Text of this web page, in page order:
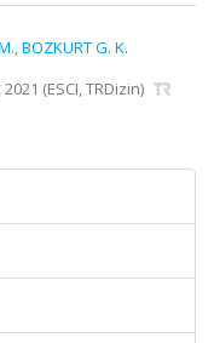
,BOZKURT G. K.
(ESCI, TRDizin)